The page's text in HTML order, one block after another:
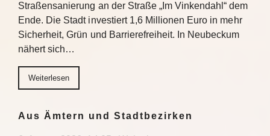
Straßensanierung an der Straße „Im Vinkendahl“ dem
Ende. Die Stadt investiert 1,6 Millionen Euro in mehr
Sicherheit, Grün und Barrierefreiheit. In Neubeckum
nähert sich…
Weiterlesen
Aus Ämtern und Stadtbezirken